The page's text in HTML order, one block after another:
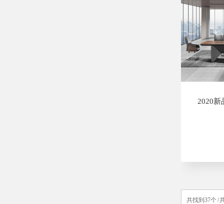
2020新
共找到37个 /